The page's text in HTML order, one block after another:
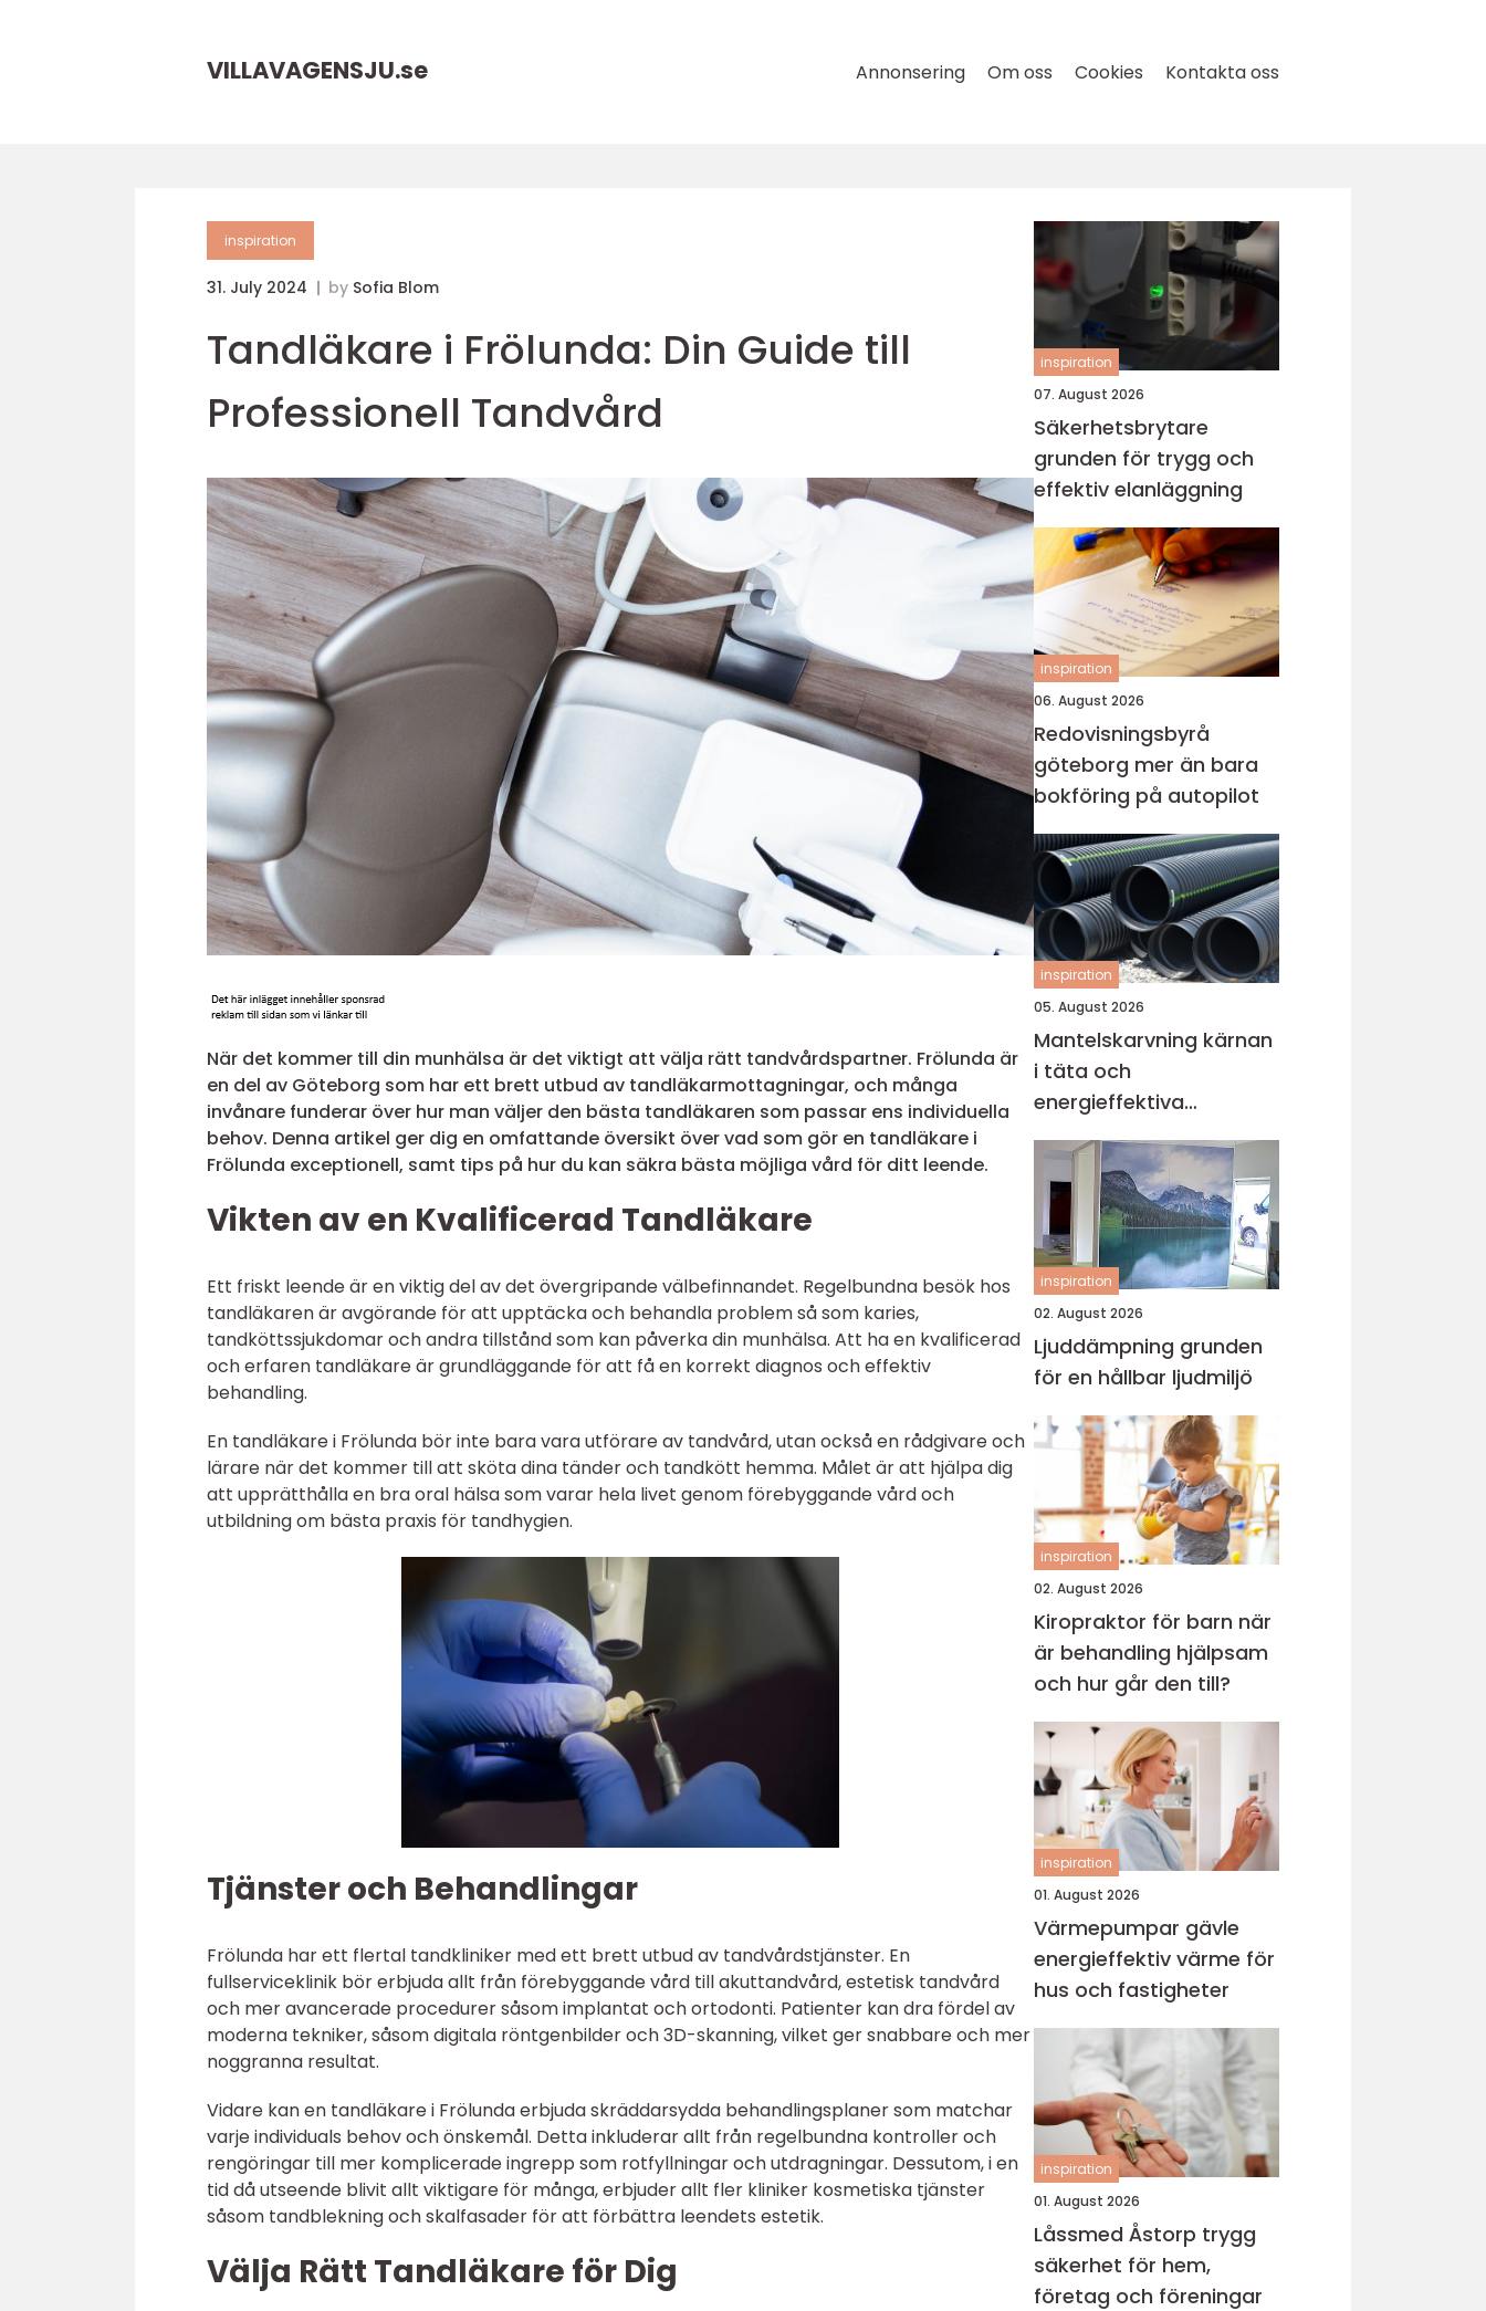
VILLAVAGENSJU.se Annonsering Om oss Cookies Kontakta oss
inspiration
31. July 2024 by Sofia Blom
Tandläkare i Frölunda: Din Guide till
Professionell Tandvård
När det kommer till din munhälsa är det viktigt att välja rätt tandvårdspartner. Frölunda är
en del av Göteborg som har ett brett utbud av tandläkarmottagningar, och många
invånare funderar över hur man väljer den bästa tandläkaren som passar ens individuella
behov. Denna artikel ger dig en omfattande översikt över vad som gör en tandläkare i
Frölunda exceptionell, samt tips på hur du kan säkra bästa möjliga vård för ditt leende.
Vikten av en Kvalificerad Tandläkare
Ett friskt leende är en viktig del av det övergripande välbefinnandet. Regelbundna besök hos
tandläkaren är avgörande för att upptäcka och behandla problem så som karies,
tandköttssjukdomar och andra tillstånd som kan påverka din munhälsa. Att ha en kvalificerad
och erfaren tandläkare är grundläggande för att få en korrekt diagnos och effektiv
behandling.
En tandläkare i Frölunda bör inte bara vara utförare av tandvård, utan också en rådgivare och
lärare när det kommer till att sköta dina tänder och tandkött hemma. Målet är att hjälpa dig
att upprätthålla en bra oral hälsa som varar hela livet genom förebyggande vård och
utbildning om bästa praxis för tandhygien.
Tjänster och Behandlingar
Frölunda har ett flertal tandkliniker med ett brett utbud av tandvårdstjänster. En
fullserviceklinik bör erbjuda allt från förebyggande vård till akuttandvård, estetisk tandvård
och mer avancerade procedurer såsom implantat och ortodonti. Patienter kan dra fördel av
moderna tekniker, såsom digitala röntgenbilder och 3D-skanning, vilket ger snabbare och mer
noggranna resultat.
Vidare kan en tandläkare i Frölunda erbjuda skräddarsydda behandlingsplaner som matchar
varje individuals behov och önskemål. Detta inkluderar allt från regelbundna kontroller och
rengöringar till mer komplicerade ingrepp som rotfyllningar och utdragningar. Dessutom, i en
tid då utseende blivit allt viktigare för många, erbjuder allt fler kliniker kosmetiska tjänster
såsom tandblekning och skalfasader för att förbättra leendets estetik.
Välja Rätt Tandläkare för Dig
inspiration
07. August 2026
Säkerhetsbrytare
grunden för trygg och
effektiv elanläggning
inspiration
06. August 2026
Redovisningsbyrå
göteborg mer än bara
bokföring på autopilot
inspiration
05. August 2026
Mantelskarvning kärnan
i täta och
energieffektiva
kulvertrör
inspiration
02. August 2026
Ljuddämpning grunden
för en hållbar ljudmiljö
inspiration
02. August 2026
Kiropraktor för barn när
är behandling hjälpsam
och hur går den till?
inspiration
01. August 2026
Värmepumpar gävle
energieffektiv värme för
hus och fastigheter
inspiration
01. August 2026
Låssmed Åstorp trygg
säkerhet för hem,
företag och föreningar